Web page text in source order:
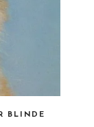
BLINDE